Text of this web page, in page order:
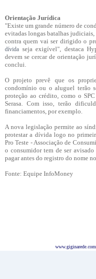
Orientação Jurídica
"Existe um grande número de
evitadas longas batalhas
contra quem vai ser dirigido o
dívida seja exigível", destaca
devem se cercar de orientação
conclui.
O projeto prevê que os
condomínio ou o aluguel terão
proteção ao crédito, como o
Serasa. Com isso, terão
financiamentos, por exemplo.
A nova legislação permite ao
protestar a dívida logo no
Pro Teste - Associação de
o consumidor tem de ser
pagar antes do registro do nome
Fonte: Equipe InfoMoney